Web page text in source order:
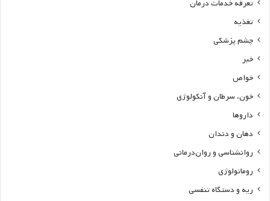
تعرفه خدمات درمان
تغذیه
چشم پزشکی
خبر
خواص
خون، سرطان و آنکولوژی
داروها
دهان و دندان
روانشناسی و روان‌درمانی
روماتولوژی
ریه و دستگاه تنفسی